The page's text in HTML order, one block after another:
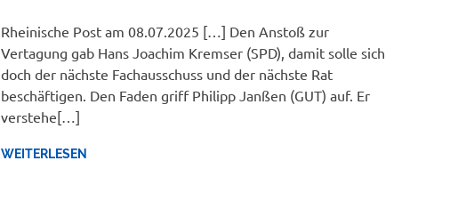
Rheinische Post am 08.07.2025 […] Den Anstoß zur
Vertagung gab Hans Joachim Kremser (SPD), damit solle sich
doch der nächste Fachausschuss und der nächste Rat
beschäftigen. Den Faden griff Philipp Janßen (GUT) auf. Er
verstehe[…]
WEITERLESEN